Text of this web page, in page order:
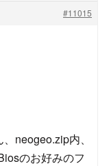
#11015
neogeo.zip内、
のお好みのフ